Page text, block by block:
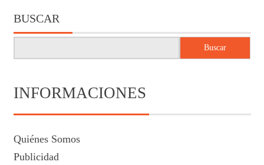
BUSCAR
Buscar
INFORMACIONES
Quiénes Somos
Publicidad